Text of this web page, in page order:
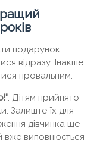
подарунок
відразу. Інакше
провальним.
. Дітям прийнято
Залиште їх для
дівчинка ще
вже виповнюється